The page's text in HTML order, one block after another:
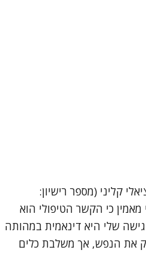
קליני (מספר רישיון:
מאמין כי הקשר הטיפולי הוא
שלי היא דינאמית במהותה
את הנפש, אך משלבת כלים